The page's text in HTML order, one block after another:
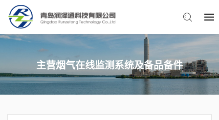
主营烟气在线监测系统及备品备件